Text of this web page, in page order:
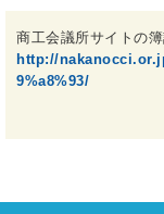
商工会議所サイトの
http://
9%a8%93/